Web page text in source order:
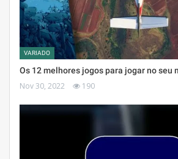
VARIADO
Os 12 melhores jogos para jogar no seu
Nov 30, 2022 190